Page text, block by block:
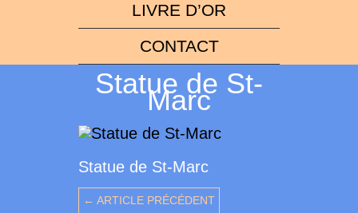
LIVRE D’OR
CONTACT
Statue de St-
Marc
Statue de St-Marc
← ARTICLE PRÉCÉDENT